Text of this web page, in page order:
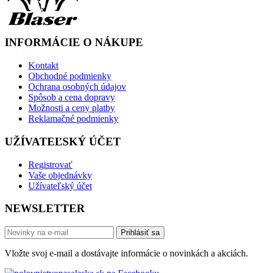
INFORMÁCIE O NÁKUPE
Kontakt
Obchodné podmienky
Ochrana osobných údajov
Spôsob a cena dopravy
Možnosti a ceny platby
Reklamačné podmienky
UŽÍVATEĽSKÝ ÚČET
Registrovať
Vaše objednávky
Užívateľský účet
NEWSLETTER
Prihlásiť sa
Vložte svoj e-mail a dostávajte informácie o novinkách a akciách.